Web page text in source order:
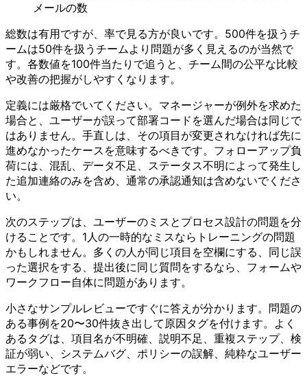
メールの数
総数は有用ですが、率で見る方が良いです。500件を扱うチ
ームは50件を扱うチームより問題が多く見えるのが当然で
す。各数値を100件当たりで追うと、チーム間の公平な比較
や改善の把握がしやすくなります。
定義には厳格でいてください。マネージャーが例外を求めた
場合と、ユーザーが誤って部署コードを選んだ場合は同じで
はありません。手直しは、その項目が変更されなければ先に
進めなかったケースを意味するべきです。フォローアップ負
荷には、混乱、データ不足、ステータス不明によって発生し
た追加連絡のみを含め、通常の承認通知は含めないでくださ
い。
次のステップは、ユーザーのミスとプロセス設計の問題を分
けることです。1人の一時的なミスならトレーニングの問題
かもしれません。多くの人が同じ項目を空欄にする、同じ誤
った選択をする、提出後に同じ質問をするなら、フォームや
ワークフロー自体に問題があります。
小さなサンプルレビューですぐに答えが分かります。問題の
ある事例を20〜30件抜き出して原因タグを付けます。よく
あるタグは、項目名が不明確、説明不足、重複ステップ、検
証が弱い、システムバグ、ポリシーの誤解、純粋なユーザー
エラーなどです。